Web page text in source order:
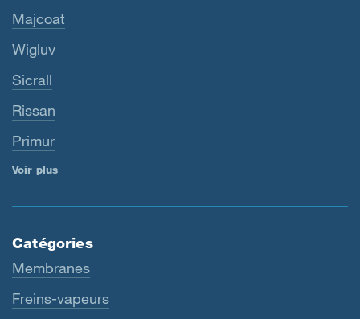
Majcoat
Wigluv
Sicrall
Rissan
Primur
Voir plus
Catégories
Membranes
Freins-vapeurs